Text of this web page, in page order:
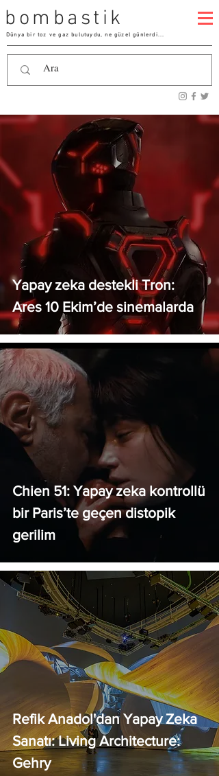
bombastik
Dünya bir toz ve gaz bulutuydu, ne güzel günlerdi...
Yapay zeka destekli Tron:
Ares 10 Ekim’de sinemalarda
Chien 51: Yapay zeka kontrollü
bir Paris’te geçen distopik
gerilim
Refik Anadol'dan Yapay Zeka
Sanatı: Living Architecture:
Gehry